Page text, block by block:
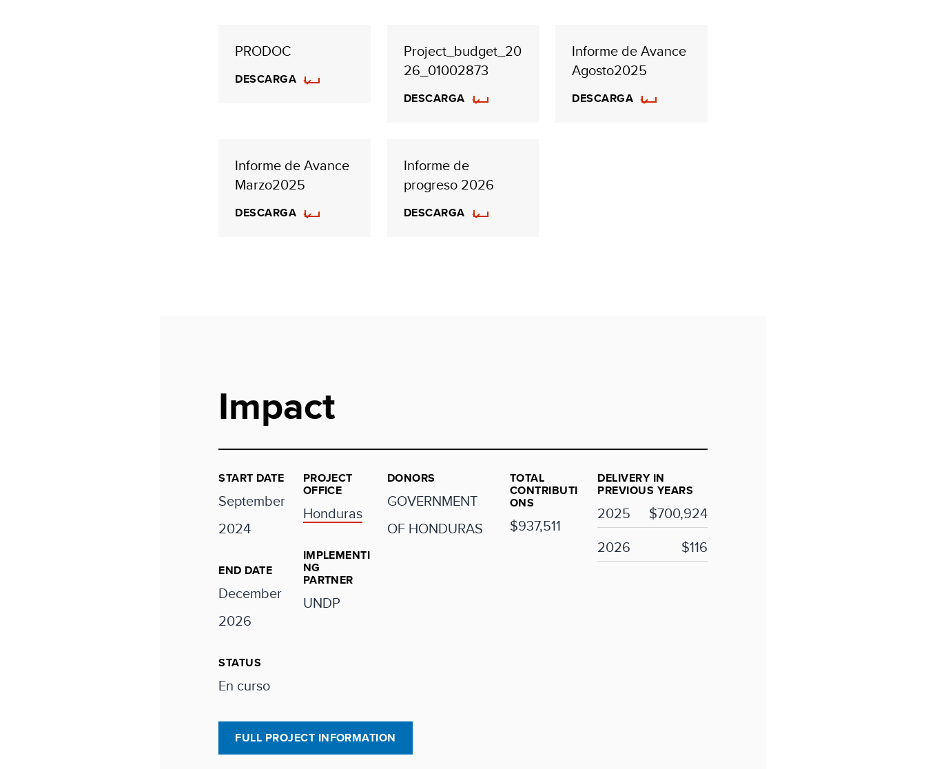
PRODOC
DESCARGA
Project_budget_20
26_01002873
DESCARGA
Informe de Avance
Agosto2025
DESCARGA
Informe de Avance
Marzo2025
DESCARGA
Informe de
progreso 2026
DESCARGA
Impact
START DATE
September
2024
END DATE
December
2026
STATUS
En curso
PROJECT
OFFICE
Honduras
IMPLEMENTI
NG
PARTNER
UNDP
DONORS
GOVERNMENT
OF HONDURAS
TOTAL
CONTRIBUTI
ONS
$937,511
DELIVERY IN
PREVIOUS YEARS
2025
$700,924
2026
$116
FULL PROJECT INFORMATION